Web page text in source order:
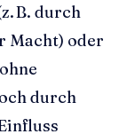
B. durch
Macht) oder
durch